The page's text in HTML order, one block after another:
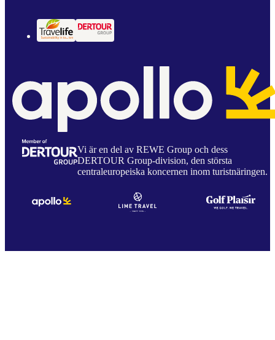
Vi är en del av REWE Group och dess
DERTOUR Group-division, den största
centraleuropeiska koncernen inom turistnäringen.